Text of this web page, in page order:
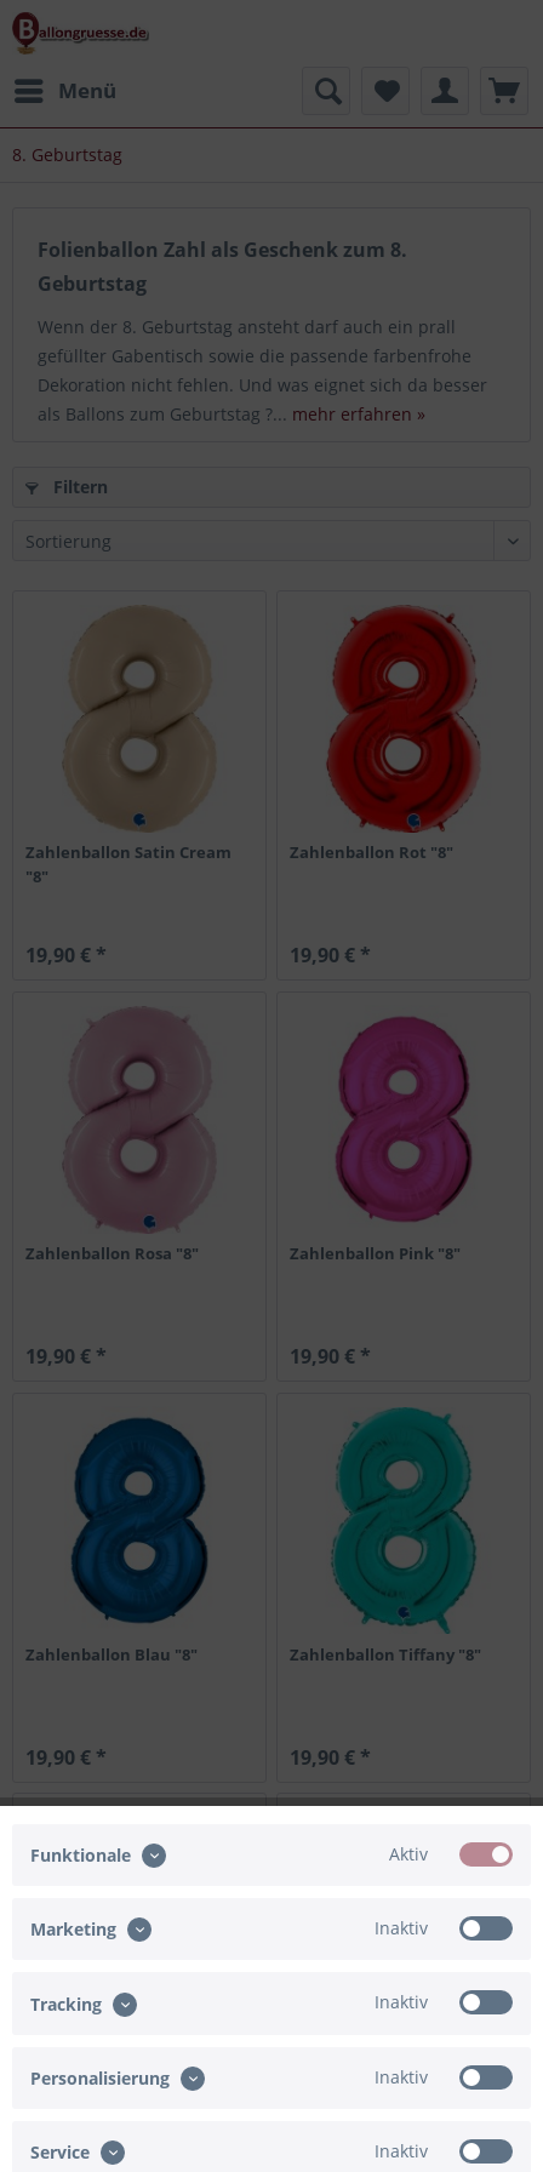
Menü
8. Geburtstag
Folienballon Zahl als Geschenk zum 8.
Geburtstag
Wenn der 8. Geburtstag ansteht darf auch ein prall
gefüllter Gabentisch sowie die passende farbenfrohe
Dekoration nicht fehlen. Und was eignet sich da besser
als Ballons zum Geburtstag ?... mehr erfahren »
Filtern
Zahlenballon Satin Cream
"8"
19,90 € *
Zahlenballon Rot "8"
19,90 € *
Zahlenballon Rosa "8"
19,90 € *
Zahlenballon Pink "8"
19,90 € *
Zahlenballon Blau "8"
19,90 € *
Zahlenballon Tiffany "8"
19,90 € *
19,90 € *
Funktionale Aktiv
Marketing Inaktiv
Tracking Inaktiv
Personalisierung Inaktiv
Service Inaktiv